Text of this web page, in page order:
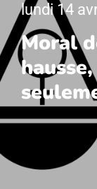
lundi 14
Moral